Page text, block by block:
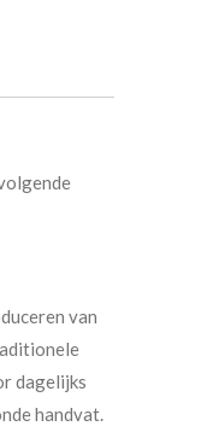
van
dagelijks
handvat.